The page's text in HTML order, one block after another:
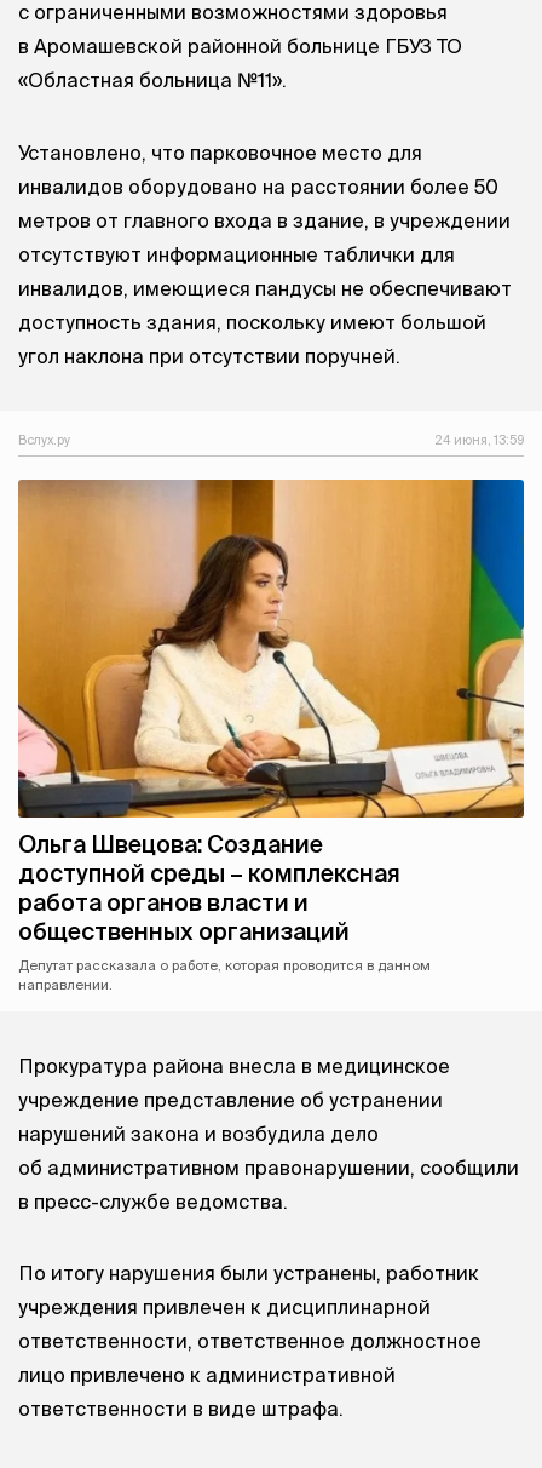
с ограниченными возможностями здоровья
в Аромашевской районной больнице ГБУЗ ТО
«Областная больница №11».
Установлено, что парковочное место для
инвалидов оборудовано на расстоянии более 50
метров от главного входа в здание, в учреждении
отсутствуют информационные таблички для
инвалидов, имеющиеся пандусы не обеспечивают
доступность здания, поскольку имеют большой
угол наклона при отсутствии поручней.
Вслух.ру 24 июня, 13:59
Ольга Швецова: Создание
доступной среды – комплексная
работа органов власти и
общественных организаций
Депутат рассказала о работе, которая проводится в данном
направлении.
Прокуратура района внесла в медицинское
учреждение представление об устранении
нарушений закона и возбудила дело
об административном правонарушении, сообщили
в пресс-службе ведомства.
По итогу нарушения были устранены, работник
учреждения привлечен к дисциплинарной
ответственности, ответственное должностное
лицо привлечено к административной
ответственности в виде штрафа.